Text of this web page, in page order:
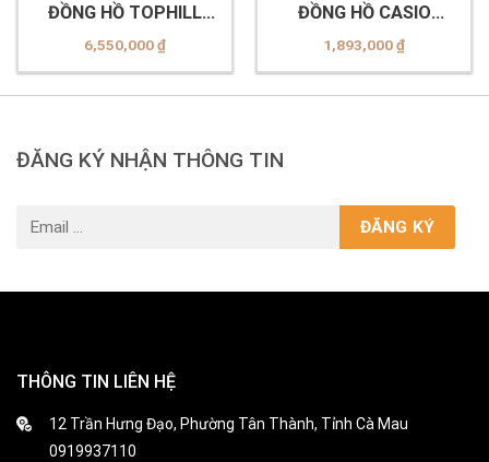
ĐỒNG HỒ TOPHILL
TW095G.S7838
6,550,000₫
ĐỒNG HỒ CASIO
MTP-1381L-7AVDF
1,893,000₫
ĐĂNG KÝ NHẬN THÔNG TIN
THÔNG TIN LIÊN HỆ
12 Trần Hưng Đạo, Phường Tân Thành, Tỉnh Cà Mau
0919937110